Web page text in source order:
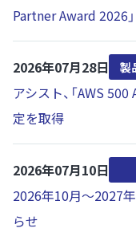
Partner Award 2026
2026年07月28日 製
アシスト、「AWS
定を取得
2026年07月10日
2026年10月～2027
らせ